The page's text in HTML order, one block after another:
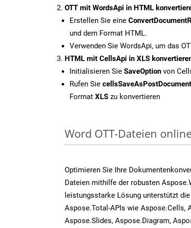
OTT mit WordsApi in HTML
Erstellen Sie eine
und dem Format HTML.
Verwenden Sie WordsApi, um das
HTML mit CellsApi in XLS
Initialisieren Sie SaveOption von
Rufen Sie
Format XLS zu konvertieren
Word OTT-Dateien
Optimieren Sie Ihre
Dateien mithilfe der robusten
leistungsstarke Lösung unterstützt
Aspose.Total-APIs wie Aspose.Cells,
Aspose.Slides, Aspose.Diagram,